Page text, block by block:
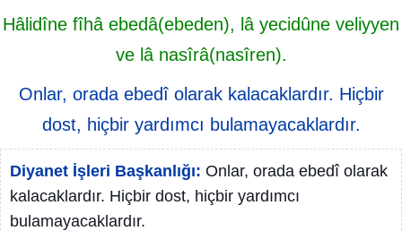
Hâlidîne fîhâ ebedâ(ebeden), lâ yecidûne veliyyen
ve lâ nasîrâ(nasîren).
Onlar, orada ebedî olarak kalacaklardır. Hiçbir
dost, hiçbir yardımcı bulamayacaklardır.
Diyanet İşleri Başkanlığı: Onlar, orada ebedî olarak
kalacaklardır. Hiçbir dost, hiçbir yardımcı
bulamayacaklardır.